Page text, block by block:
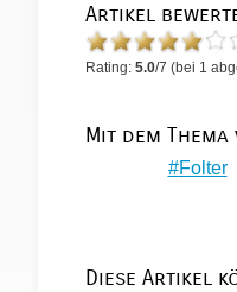
Artikel
Rating: 5.0/7 (bei 1
Mit dem
Folter
Diese Artikel